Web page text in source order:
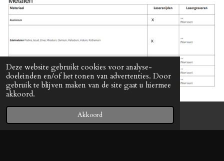
Deze website gebruikt cookies voor analyse-
doeleinden en/of het tonen van advertenties. Door
gebruik te blijven maken van de site gaat u hiermee
akkoord.
Akkoord
Retour policy